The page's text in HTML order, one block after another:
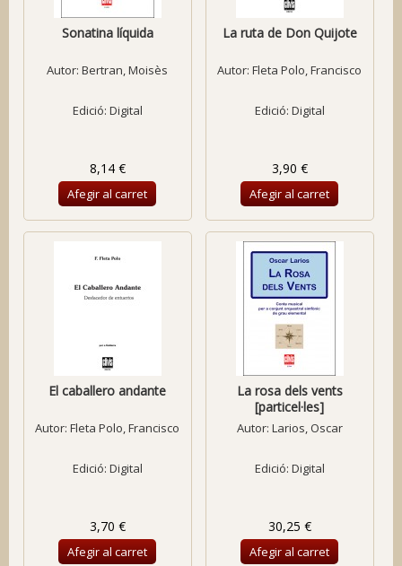
Sonatina líquida
Autor:Bertran, Moisès
Edició: Digital
8,14 €
Afegir al carret
La ruta de Don Quijote
Autor:Fleta Polo, Francisco
Edició: Digital
3,90 €
Afegir al carret
El caballero andante
Autor:Fleta Polo, Francisco
Edició: Digital
3,70 €
Afegir al carret
La rosa dels vents
[particel·les]
Autor: Larios, Oscar
Edició: Digital
30,25 €
Afegir al carret